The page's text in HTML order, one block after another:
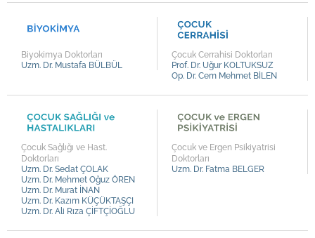
Op. Dr. Erol GÜLDÜN
Op. Dr. Ahmet Yavuz BALDIRAN
Op. Dr. Nezir OKUMUŞ
Op. Dr. Ali GÜRAĞAÇ
Op. Dr. Kayhan TARIM
Op. Dr. Savaş ŞAHİNLİ
Op. Dr. Fazlı Cengiz BAYRAM
Biyokimya Doktorları
Uzm. Dr. Mustafa BÜLBÜL
Çocuk Cerrahisi Doktorları
Prof. Dr. Uğur KOLTUKSUZ
Op. Dr. Cem Mehmet BİLEN
Çocuk Sağlığı ve Hast.
Doktorları
Uzm. Dr. Sedat ÇOLAK
Uzm. Dr. Mehmet Oğuz ÖREN
Uzm. Dr. Murat İNAN
Uzm. Dr. Kazım KÜÇÜKTAŞÇI
Uzm. Dr. Ali Rıza ÇİFTÇİOĞLU
Çocuk ve Ergen Psikiyatrisi
Doktorları
Uzm. Dr. Fatma BELGER